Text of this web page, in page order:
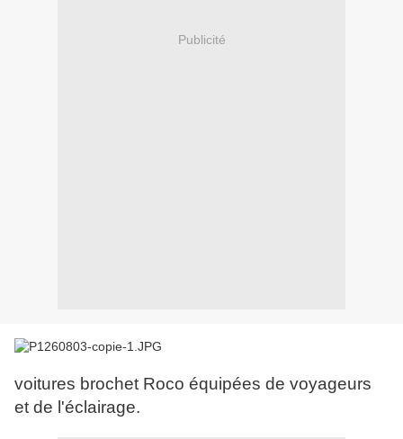
Publicité
voitures brochet Roco équipées de voyageurs
et de l'éclairage.